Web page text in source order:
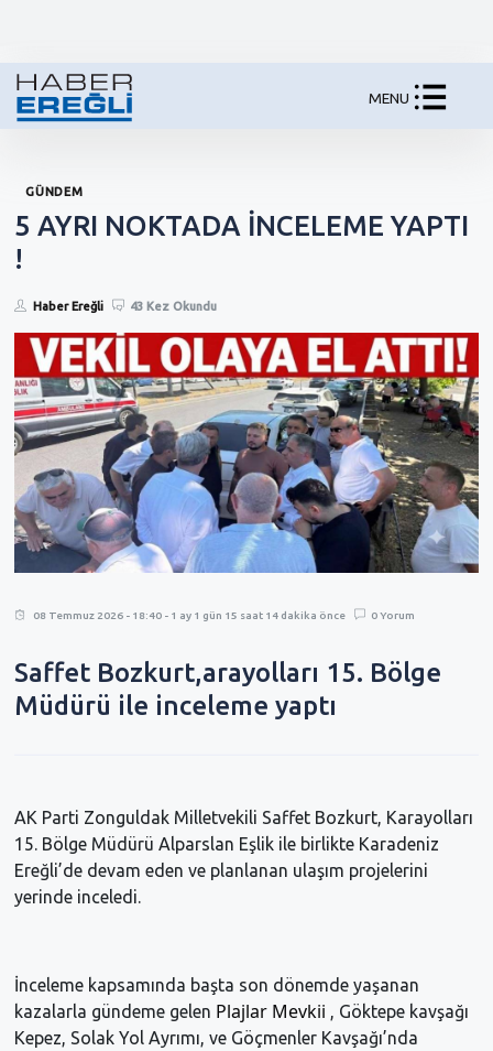
MENU
GÜNDEM
5 AYRI NOKTADA İNCELEME YAPTI
!
Haber Ereğli 43 Kez Okundu
08 Temmuz 2026 - 18:40 - 1 ay 1 gün 15 saat 14 dakika önce 0 Yorum
Saffet Bozkurt,arayolları 15. Bölge
Müdürü ile inceleme yaptı
AK Parti Zonguldak Milletvekili Saffet Bozkurt, Karayolları
15. Bölge Müdürü Alparslan Eşlik ile birlikte Karadeniz
Ereğli’de devam eden ve planlanan ulaşım projelerini
yerinde inceledi.
İnceleme kapsamında başta son dönemde yaşanan
kazalarla gündeme gelen Plajlar Mevkii
Kepez, Solak Yol Ayrımı, ve Göçmenler Kavşağı’nda